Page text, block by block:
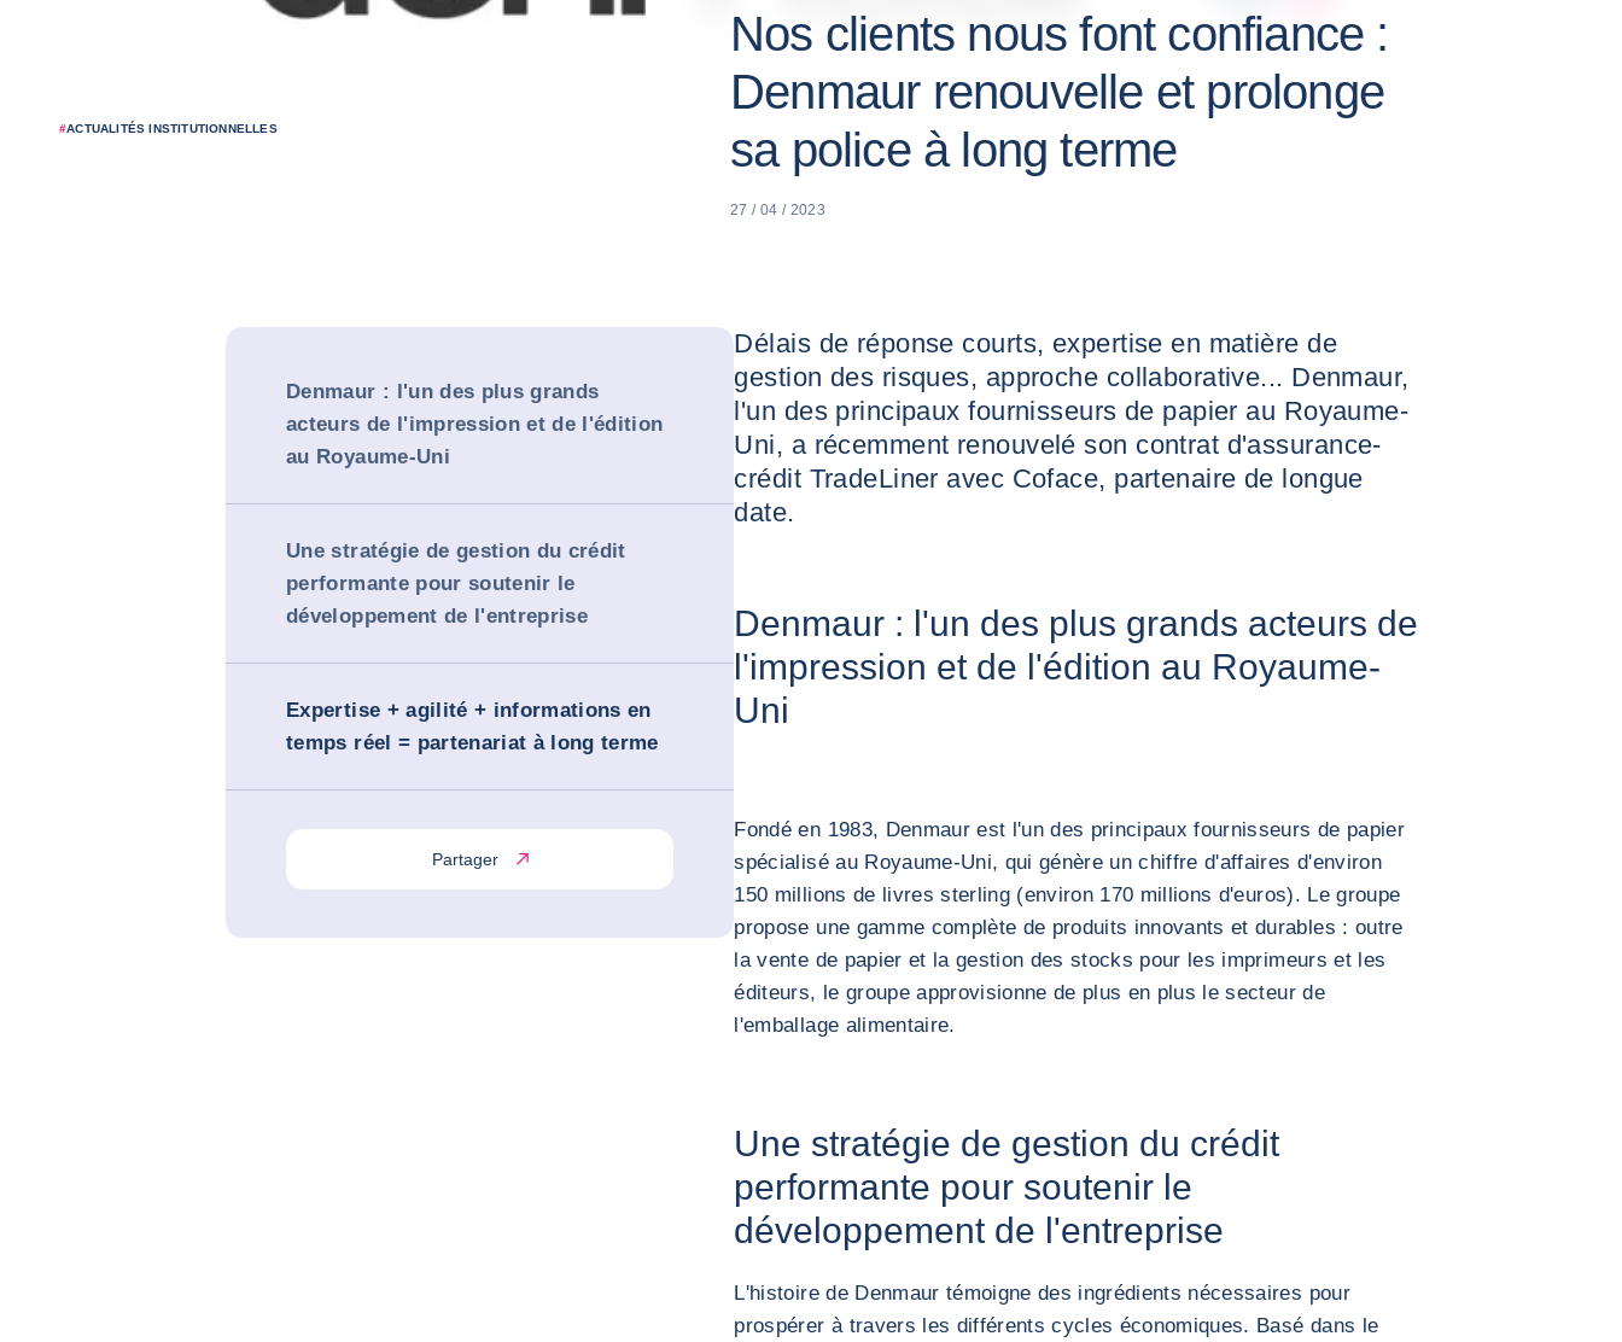
#ACTUALITÉS INSTITUTIONNELLES
Nos clients nous font confiance :
Denmaur renouvelle et prolonge
sa police à long terme
27 / 04 / 2023
Denmaur : l'un des plus grands
acteurs de l'impression et de l'édition
au Royaume-Uni
Une stratégie de gestion du crédit
performante pour soutenir le
développement de l'entreprise
Expertise + agilité + informations en
temps réel = partenariat à long terme
Partager
Délais de réponse courts, expertise en matière de
gestion des risques, approche collaborative... Denmaur,
l'un des principaux fournisseurs de papier au Royaume-
Uni, a récemment renouvelé son contrat d'assurance-
crédit TradeLiner avec Coface, partenaire de longue
date.
Denmaur : l'un des plus grands acteurs de
l'impression et de l'édition au Royaume-
Uni
Fondé en 1983, Denmaur est l'un des principaux fournisseurs de papier
spécialisé au Royaume-Uni, qui génère un chiffre d'affaires d'environ
150 millions de livres sterling (environ 170 millions d'euros). Le groupe
propose une gamme complète de produits innovants et durables : outre
la vente de papier et la gestion des stocks pour les imprimeurs et les
éditeurs, le groupe approvisionne de plus en plus le secteur de
l'emballage alimentaire.
Une stratégie de gestion du crédit
performante pour soutenir le
développement de l'entreprise
L'histoire de Denmaur témoigne des ingrédients nécessaires pour
prospérer à travers les différents cycles économiques. Basé dans le